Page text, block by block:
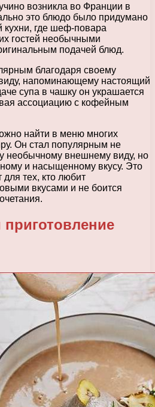
возникла во Франции в
это блюдо было придумано
кухни, где шеф-повара
гостей необычными
подачей блюд.
благодаря своему
напоминающему настоящий
супа в чашку он украшается
ассоциацию с кофейным
найти в меню многих
Он стал популярным не
необычному внешнему виду, но
и насыщенному вкусу. Это
тех, кто любит
вкусами и не боится